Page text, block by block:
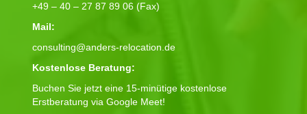
+49 – 40 – 27 87 89 06 (Fax)
Mail:
consulting@anders-relocation.de
Kostenlose Beratung:
Buchen Sie jetzt eine 15-minütige kostenlose
Erstberatung via Google Meet!